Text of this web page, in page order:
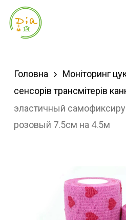
Skip
Головна Моніторинг
сенсорів трансмітерів
эластичный
розовый 7.5см на 4.5м